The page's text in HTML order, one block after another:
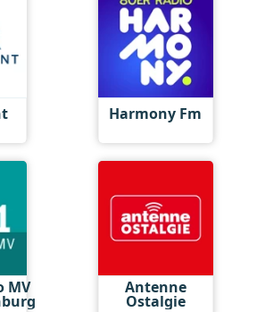
Harmony Fm
MV Antenne
Ostalgie